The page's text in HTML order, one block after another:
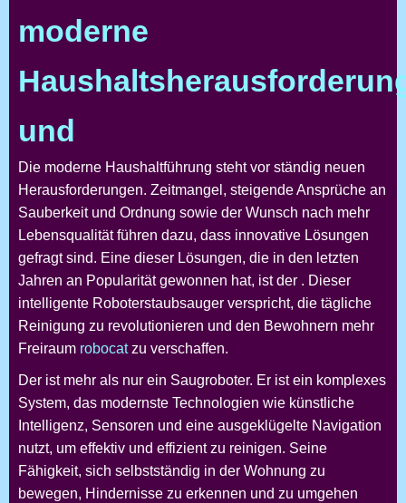
moderne
und
Die moderne Haushaltführung steht vor ständig neuen
Herausforderungen. Zeitmangel, steigende Ansprüche an
Sauberkeit und Ordnung sowie der Wunsch nach mehr
Lebensqualität führen dazu, dass innovative Lösungen
gefragt sind. Eine dieser Lösungen, die in den letzten
Jahren an Popularität gewonnen hat, ist der . Dieser
intelligente Roboterstaubsauger verspricht, die tägliche
Reinigung zu revolutionieren und den Bewohnern mehr
Freiraum robocatzu verschaffen.
Der ist mehr als nur ein Saugroboter. Er ist ein komplexes
System, das modernste Technologien wie künstliche
Intelligenz, Sensoren und eine ausgeklügelte Navigation
nutzt, um effektiv und effizient zu reinigen. Seine
Fähigkeit, sich selbstständig in der Wohnung zu
bewegen, Hindernisse zu erkennen und zu umgehen